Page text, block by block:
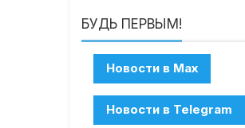
БУДЬ ПЕРВЫМ!